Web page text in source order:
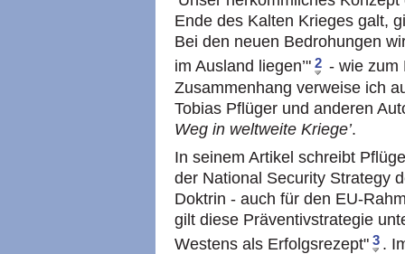
Ende des Kalten Krieges galt,
Bei den neuen Bedrohungen
im Ausland liegen’" 2 - wie zum
Zusammenhang verweise ich
Tobias Pflüger und anderen
Weg in weltweite Kriege’.
In seinem Artikel schreibt
der National Security Strategy
Doktrin - auch für den EU-
gilt diese Präventivstrategie
Westens als Erfolgsrezept" 3 .